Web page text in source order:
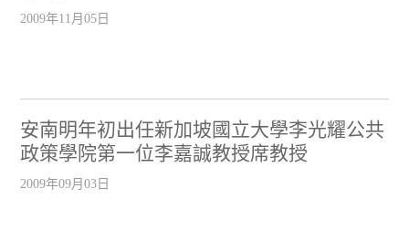
2009年11月05日
安南明年初出任新加坡國立大學李光耀公共
政策學院第一位李嘉誠教授席教授
2009年09月03日